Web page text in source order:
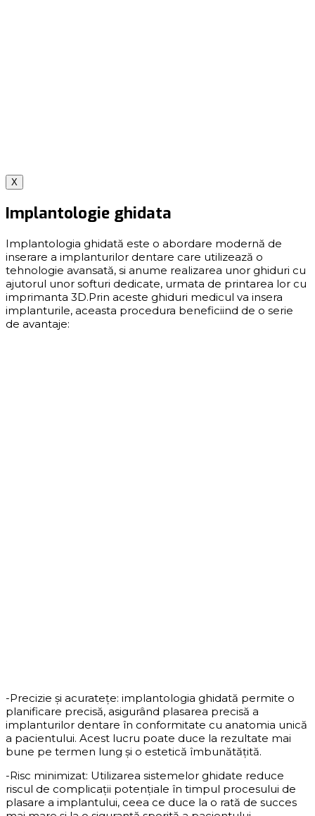
X
Implantologie ghidata
Implantologia ghidată este o abordare modernă de
inserare a implanturilor dentare care utilizează o
tehnologie avansată, si anume realizarea unor ghiduri cu
ajutorul unor softuri dedicate, urmata de printarea lor cu
imprimanta 3D.Prin aceste ghiduri medicul va insera
implanturile, aceasta procedura beneficiind de o serie
de avantaje:
-Precizie și acuratețe: implantologia ghidată permite o
planificare precisă, asigurând plasarea precisă a
implanturilor dentare în conformitate cu anatomia unică
a pacientului. Acest lucru poate duce la rezultate mai
bune pe termen lung și o estetică îmbunătățită.
-Risc minimizat: Utilizarea sistemelor ghidate reduce
riscul de complicații potențiale în timpul procesului de
plasare a implantului, ceea ce duce la o rată de succes